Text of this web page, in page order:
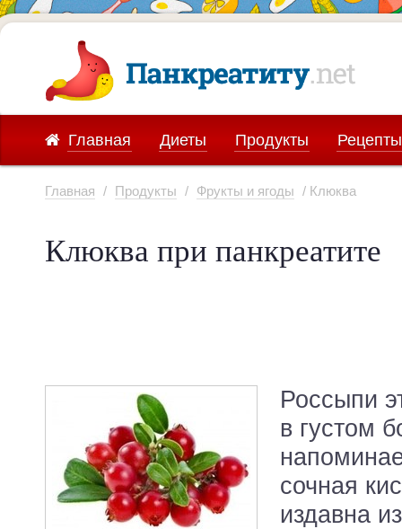
Главная Диеты Продукты Рецепты
Главная / Продукты / Фрукты и ягоды / Клюква
Клюква при панкреатите
Россыпи
в густом
сочная
издавна